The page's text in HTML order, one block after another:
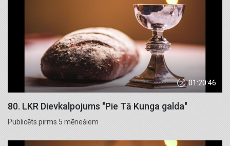
01:20:46
80. LKR Dievkalpojums "Pie Tā Kunga galda"
Publicēts pirms 5 mēnešiem